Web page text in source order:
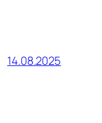
14.08.2025